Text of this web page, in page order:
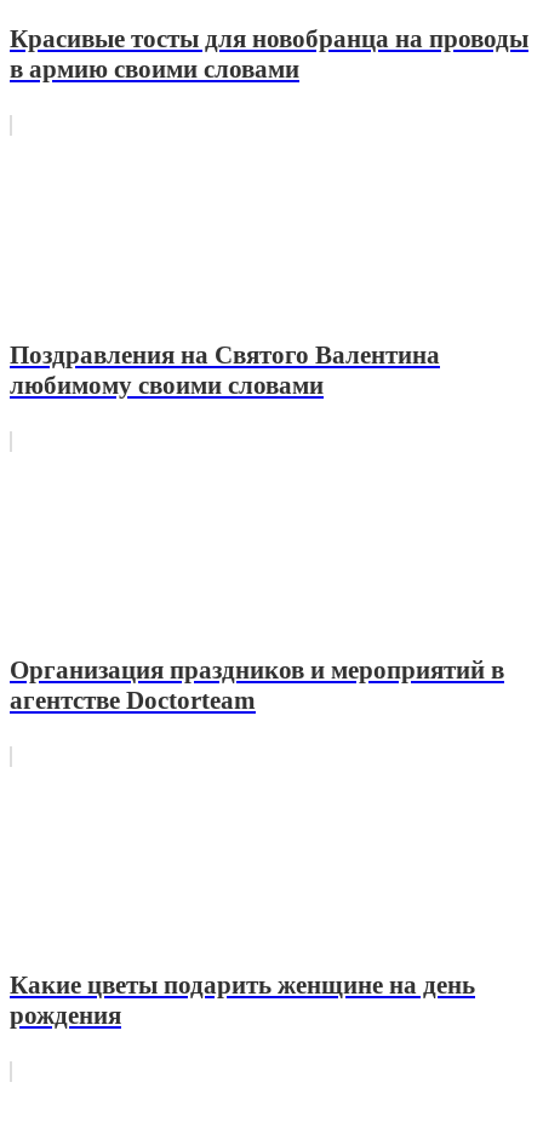
Красивые тосты для новобранца на проводы
в армию своими словами
Поздравления на Святого Валентина
любимому своими словами
Организация праздников и мероприятий в
агентстве Doctorteam
Какие цветы подарить женщине на день
рождения